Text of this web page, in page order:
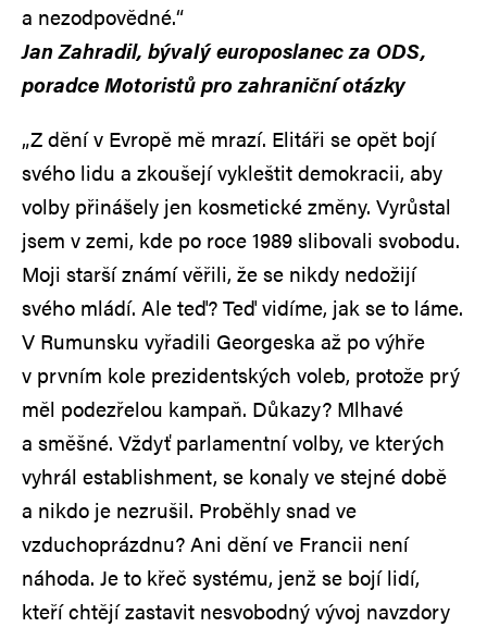
a nezodpovědné.“
Jan Zahradil, bývalý europoslanec za ODS,
poradce Motoristů pro zahraniční otázky
„Z dění v Evropě mě mrazí. Elitáři se opět bojí
svého lidu a zkoušejí vykleštit demokracii, aby
volby přinášely jen kosmetické změny. Vyrůstal
jsem v zemi, kde po roce 1989 slibovali svobodu.
Moji starší známí věřili, že se nikdy nedožijí
svého mládí. Ale teď? Teď vidíme, jak se to láme.
V Rumunsku vyřadili Georgeska až po výhře
v prvním kole prezidentských voleb, protože prý
měl podezřelou kampaň. Důkazy? Mlhavé
a směšné. Vždyť parlamentní volby, ve kterých
vyhrál establishment, se konaly ve stejné době
a nikdo je nezrušil. Proběhly snad ve
vzduchoprázdnu? Ani dění ve Francii není
náhoda. Je to křeč systému, jenž se bojí lidí,
kteří chtějí zastavit nesvobodný vývoj navzdory